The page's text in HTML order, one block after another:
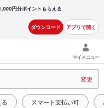
円分ポイントもらえる
ダウンロード アプリで開く
マイメニュー
変更
スマート支払い可